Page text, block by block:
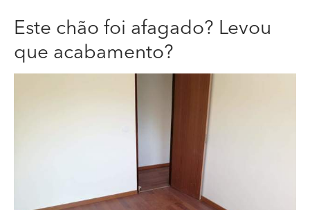
Este chão foi afagado? Levou
que acabamento?